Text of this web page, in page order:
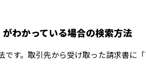
わかっている場合の検索方法
です。取引先から受け取った請求書に